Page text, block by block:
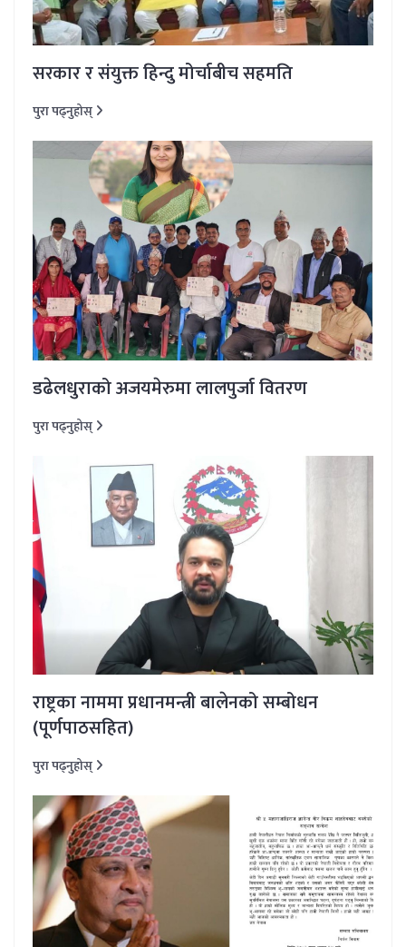
सरकार र संयुक्त हिन्दु मोर्चाबीच सहमति
पुरा पढ्नुहोस्
डढेलधुराको अजयमेरुमा लालपुर्जा वितरण
पुरा पढ्नुहोस्
राष्ट्रका नाममा प्रधानमन्त्री बालेनको सम्बोधन
(पूर्णपाठसहित)
पुरा पढ्नुहोस्